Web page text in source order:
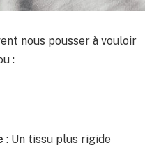
nous pousser à vouloir
:
: Un tissu plus rigide